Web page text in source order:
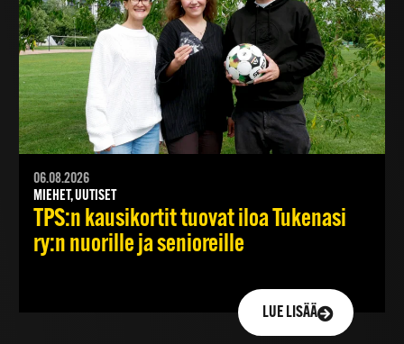
06.08.2026
MIEHET, UUTISET
TPS:n kausikortit tuovat iloa Tukenasi
ry:n nuorille ja senioreille
LUE LISÄÄ